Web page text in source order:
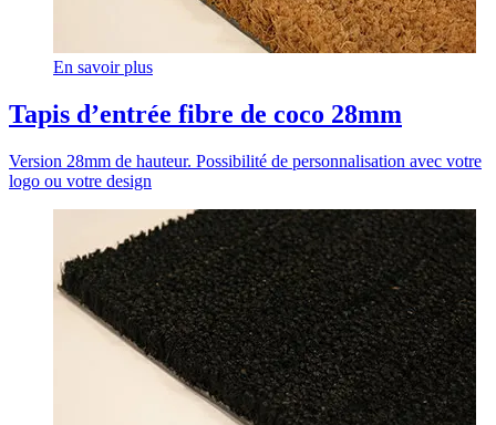
En savoir plus
Tapis d’entrée fibre de coco 28mm
Version 28mm de hauteur. Possibilité de personnalisation avec votre
logo ou votre design